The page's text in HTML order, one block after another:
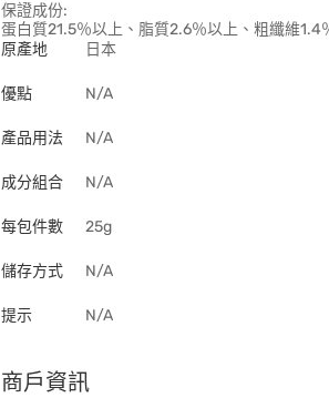
保證成份:
蛋白質21.5％以上、脂質2.6％以上、粗纖維
原產地
日本
優點 N/A
產品用法 N/A
成分組合 N/A
每包件數 25g
儲存方式 N/A
提示 N/A
商戶資訊